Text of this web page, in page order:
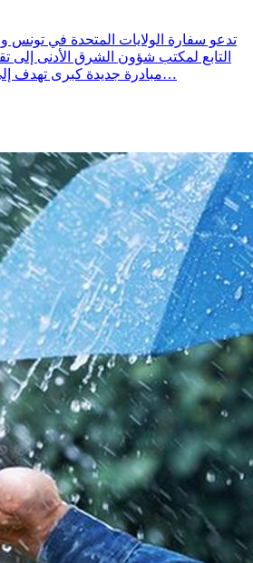
تدعو سفارة الولايات المتحدة في
التابع لمكتب شؤون الشرق الأدنى إلى
مبادرة جديدة كبرى تهدف إلى دعم الاستثمار الشفاف…